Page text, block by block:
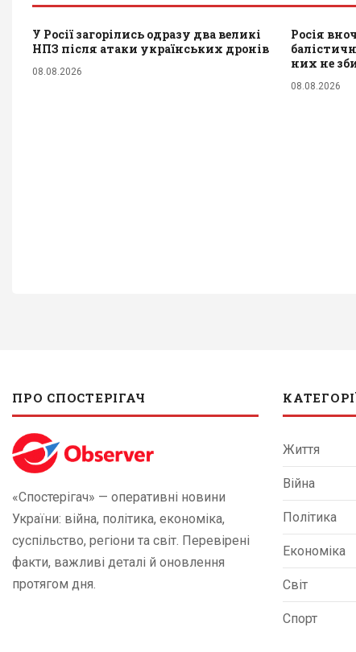
У Росії загорілись одразу два великі
НПЗ після атаки українських дронів
08.08.2026
Росія
них не
08.08.2026
ПРО СПОСТЕРІГАЧ
«Спостерігач» — оперативні новини
України: війна, політика, економіка,
суспільство, регіони та світ. Перевірені
факти, важливі деталі й оновлення
протягом дня.
Життя
Війна
Політика
Економіка
Світ
Спорт